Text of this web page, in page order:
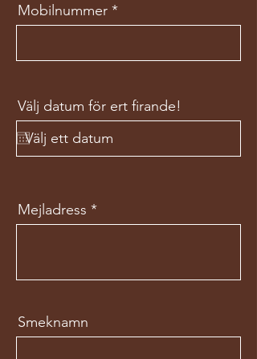
Mobilnummer
Välj datum för ert firande!
Mejladress
Smeknamn